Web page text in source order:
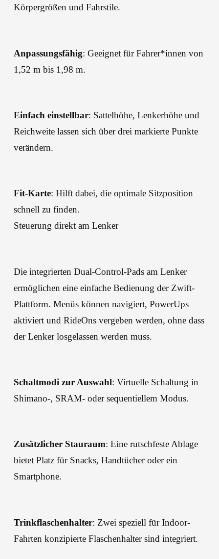
Körpergrößen und Fahrstile.
Anpassungsfähig: Geeignet für Fahrer*innen von
1,52 m bis 1,98 m.
Einfach einstellbar: Sattelhöhe, Lenkerhöhe und
Reichweite lassen sich über drei markierte Punkte
verändern.
Fit-Karte: Hilft dabei, die optimale Sitzposition
schnell zu finden.
Steuerung direkt am Lenker
Die integrierten Dual-Control-Pads am Lenker
ermöglichen eine einfache Bedienung der Zwift-
Plattform. Menüs können navigiert, PowerUps
aktiviert und RideOns vergeben werden, ohne dass
der Lenker losgelassen werden muss.
Schaltmodi zur Auswahl: Virtuelle Schaltung in
Shimano-, SRAM- oder sequentiellem Modus.
Zusätzlicher Stauraum: Eine rutschfeste Ablage
bietet Platz für Snacks, Handtücher oder ein
Smartphone.
Trinkflaschenhalter: Zwei speziell für Indoor-
Fahrten konzipierte Flaschenhalter sind integriert.